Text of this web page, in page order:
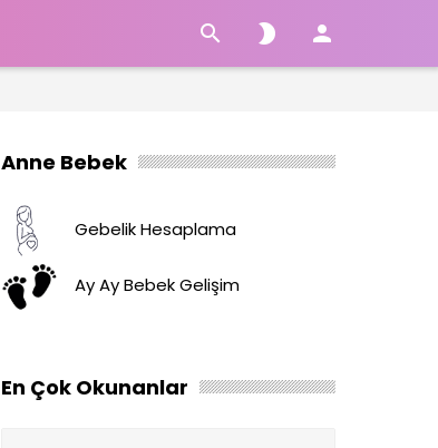
  
Anne Bebek
Gebelik Hesaplama
Ay Ay Bebek Gelişim
En Çok Okunanlar